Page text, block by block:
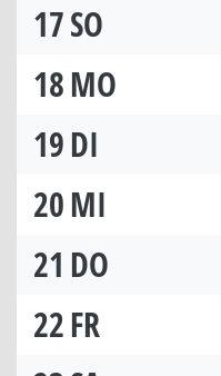
17SO
18MO
19DI
20MI
21 DO
22FR